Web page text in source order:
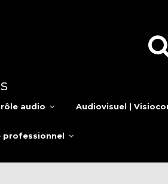
audio Audiovisuel |
professionnel